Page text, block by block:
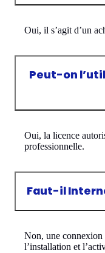
Oui, il s’agit d’un
Peut-on
Oui, la licence
professionnelle.
Faut-il
Non, une connexion
l’installation et